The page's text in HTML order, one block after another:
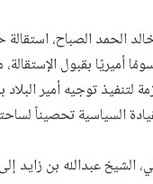
الصباح، استقالة
أميريًا بقبول
توجيه أمير
السياسية تحصيناً
الشيخ عبدالله بن زايد